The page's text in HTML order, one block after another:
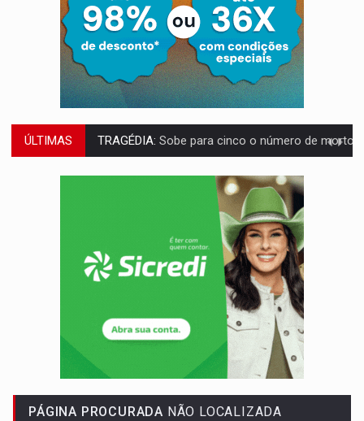
ÚLTIMAS TRANSPORTE DE ARROZ:MPF assegura cumprimento da legislação sobre transporte
DEEPFAKE:Sancionada lei contra violência sexual infantil na
Brasil e Rússia discutem energia nuclear, defesa e
Colisão entre caminhão e carro deixa quatro mortos e um em
ENCONTRO:Amazônia Negra ganha projeção nacional com participação de
Porto Velho tem chances de chuvas isoladas nesta
SINDICATOS UNIDOS: Assembleia Geral delibera greve da educação
PROCESSO SELETIVO: Rondoniaovivo abre oficina de Comunicação com
BRASIL CONTRA O CRIME:
PÁGINA PROCURADA NÃO LOCALIZADA